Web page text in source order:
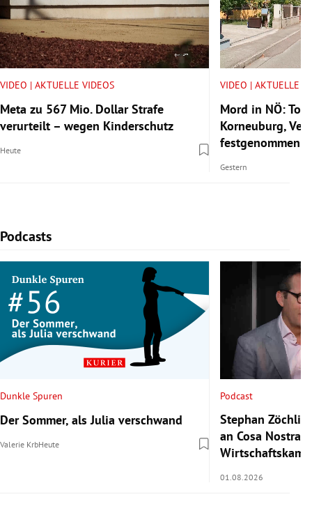
Untermenü
VIDEO | AKTUELLE VIDEOS
Meta zu 567 Mio. Dollar Strafe
verurteilt – wegen Kinderschutz
Heute
VIDEO | AKTUELLE
Mord in NÖ:
Korneuburg,
festgenommen
Gestern
Podcasts
Slide 1 von 4
Dunkle Spuren
Der Sommer, als Julia verschwand
Valerie KrbHeute
Podcast
Stephan
an Cosa Nostra
01.08.2026